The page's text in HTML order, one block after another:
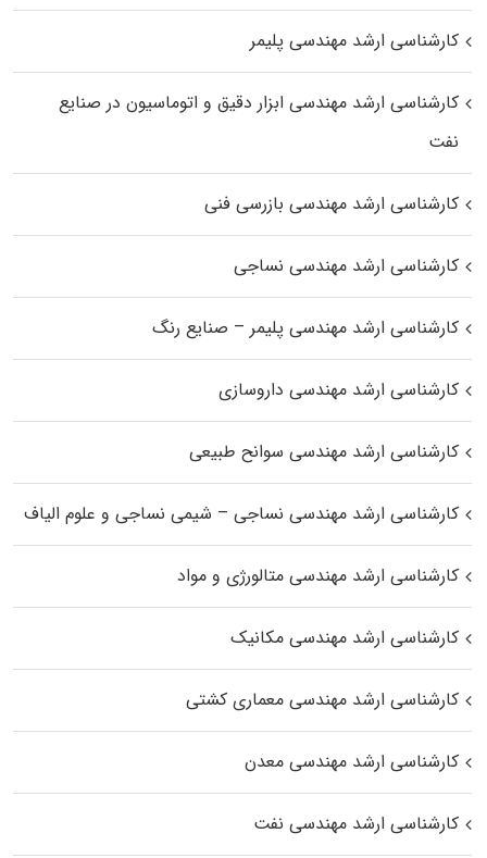
کارشناسی ارشد مهندسی پلیمر
کارشناسی ارشد مهندسی ابزار دقیق و اتوماسیون در صنایع
نفت
کارشناسی ارشد مهندسی بازرسی فنی
کارشناسی ارشد مهندسی نساجی
کارشناسی ارشد مهندسی پلیمر – صنایع رنگ
کارشناسی ارشد مهندسی داروسازی
کارشناسی ارشد مهندسی سوانح طبیعی
کارشناسی ارشد مهندسی نساجی – شیمی نساجی و علوم الیاف
کارشناسی ارشد مهندسی متالورژی و مواد
کارشناسی ارشد مهندسی مکانیک
کارشناسی ارشد مهندسی معماری کشتی
کارشناسی ارشد مهندسی معدن
کارشناسی ارشد مهندسی نفت